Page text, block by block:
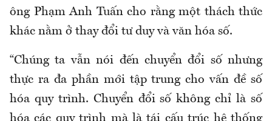
ông Phạm Anh Tuấn cho rằng một thách thức
khác nằm ở thay đổi tư duy và văn hóa số.
“Chúng ta vẫn nói đến chuyển đổi số nhưng
thực ra đa phần mới tập trung cho vấn đề số
hóa quy trình. Chuyển đổi số không chỉ là số